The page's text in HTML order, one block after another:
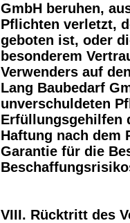
GmbH beruhen,
Pflichten verletzt,
geboten ist, oder
besonderem
Verwenders auf
Lang Baubedarf
unverschuldeten
Erfüllungsgehilfen
Haftung nach dem
Garantie für die
VIII. Rücktritt des